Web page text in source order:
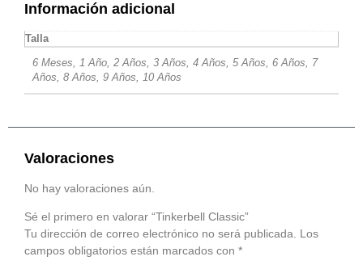
Información adicional
Talla
6 Meses, 1 Año, 2 Años, 3 Años, 4 Años, 5 Años, 6 Años, 7
Años, 8 Años, 9 Años, 10 Años
Valoraciones
No hay valoraciones aún.
Sé el primero en valorar “Tinkerbell Classic”
Tu dirección de correo electrónico no será publicada. Los
campos obligatorios están marcados con *